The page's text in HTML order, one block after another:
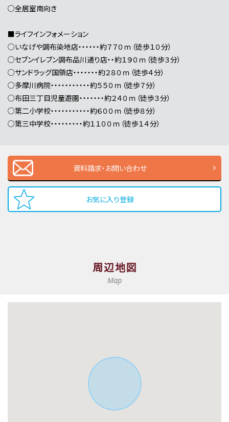
○全居室南向き
■ライフインフォメーション
○いなげや調布染地店・・・・・・約７７０ｍ（徒歩１０分）
○セブンイレブン調布品川通り店・・約１９０ｍ（徒歩３分）
○サンドラッグ国領店・・・・・・・約２８０ｍ（徒歩４分）
○多摩川病院・・・・・・・・・・・約５５０ｍ（徒歩７分）
○布田三丁目児童遊園・・・・・・・約２４０ｍ（徒歩３分）
○第二小学校・・・・・・・・・・・約６００ｍ（徒歩８分）
○第三中学校・・・・・・・・・約１１００ｍ（徒歩１４分）
資料請求・お問い合わせ
お気に入り登録
周辺地図
Map